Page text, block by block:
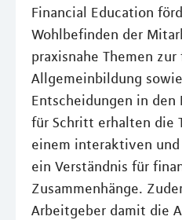
Financial Education
Wohlbefinden der
praxisnahe Themen
Allgemeinbildung
Entscheidungen in
für Schritt erhalten die
einem interaktiven und
ein Verständnis für
Zusammenhänge.
Arbeitgeber damit die